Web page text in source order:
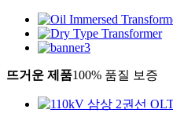
뜨거운 제품100% 품질 보증